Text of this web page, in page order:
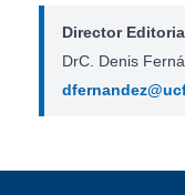
Director
DrC. Denis